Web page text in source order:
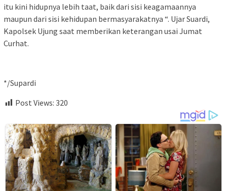
itu kini hidupnya lebih taat, baik dari sisi keagamaannya
maupun dari sisi kehidupan bermasyarakatnya “. Ujar Suardi,
Kapolsek Ujung saat memberikan keterangan usai Jumat
Curhat.
*/Supardi
Post Views: 320